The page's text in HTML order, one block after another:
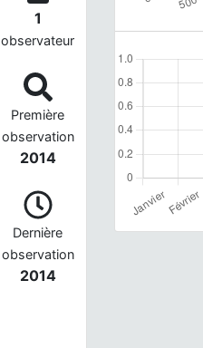
1
observateur
Première
observation
2014
Dernière
observation
2014